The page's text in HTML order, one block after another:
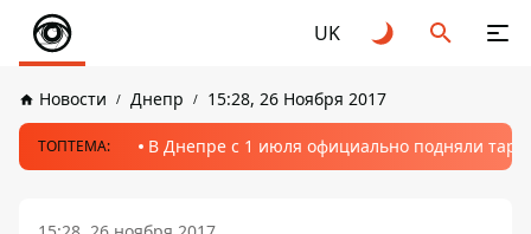
UK
Новости Днепр 15:28, 26 Ноября 2017
ТОПТЕМА: В Днепре с 1 июля официально подняли